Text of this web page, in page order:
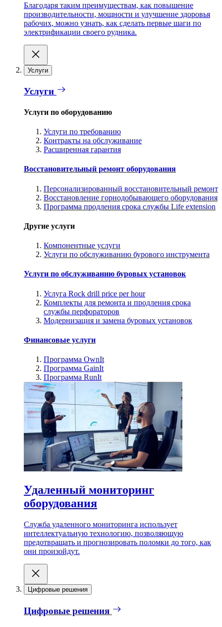
Благодаря таким преимуществам, как повышение
производительности, мощности и улучшение здоровья
рабочих, можно узнать, как сделать первые шаги по
электрификации своего рудника.
Услуги
Услуги
Услуги по оборудованию
Услуги по требованию
Контракты на обслуживание
Расширенная гарантия
Восстановительный ремонт оборудования
Персонализированный восстановительный ремонт
Восстановление горнодобывающего оборудования
Программа продления срока службы Life extension
Другие услуги
Компонентные услуги
Услуги по обслуживанию бурового инструмента
Услуги по обслуживанию буровых установок
Услуга Rock drill price per hour
Комплекты для ремонта и продления срока
службы перфораторов
Модернизация и замена буровых установок
Финансовые услуги
Программа OwnIt
Программа GainIt
Программа RunIt
Удаленный мониторинг
оборудования
Служба удаленного мониторинга использует
интеллектуальную технологию, позволяющую
предотвращать и прогнозировать поломки до того, как
они произойдут.
Цифровые решения
Цифровые решения